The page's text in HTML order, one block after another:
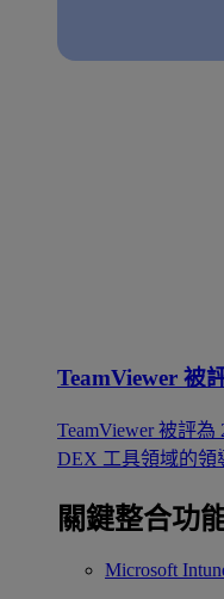
TeamViewer 被
TeamViewer 被評為
DEX 工具領域的領
關鍵整合功
Microsoft